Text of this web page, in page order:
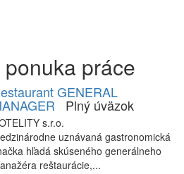
práce
GENERAL
Plný úväzok
s.r.o.
uznávaná gastronomická
hľadá skúseného generálneho
reštaurácie,...